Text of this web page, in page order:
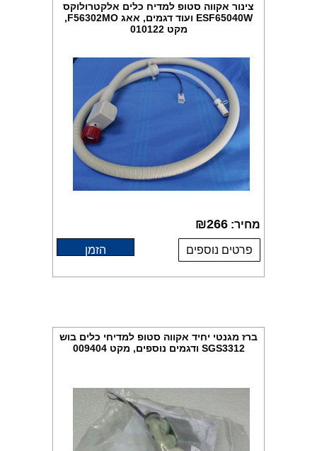
צינור אקווה סטופ למדיח כלים אלקטרולוקס
ESF65040W ועוד דגמים, אאג F56302MO,
מקט 010122
מחיר: ₪266
פרטים נוספים הזמן
ברז מגנטי יחיד אקווה סטופ למדיחי כלים בוש
SGS3312 ודגמים נוספים, מקט 009404